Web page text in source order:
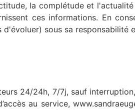
la complétude et
ces informations. En
sous sa responsabilité
24/24h, 7/7j, sauf
au service,